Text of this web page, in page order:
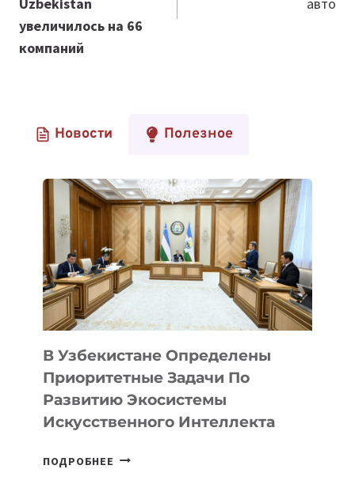
Uzbekistan
увеличилось на 66
компаний
авто
Новости Полезное
В Узбекистане Определены
Приоритетные Задачи По
Развитию Экосистемы
Искусственного Интеллекта
ПОДРОБНЕЕ